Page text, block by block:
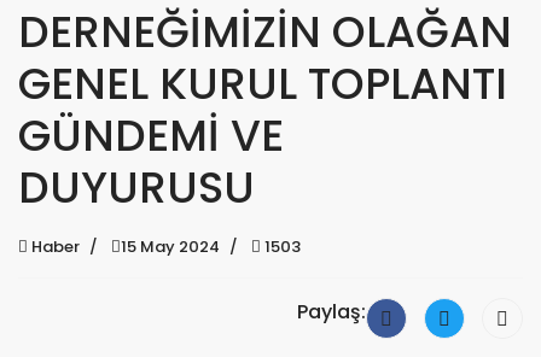
DERNEĞİMİZİN OLAĞAN
GENEL KURUL TOPLANTI
GÜNDEMİ VE
DUYURUSU
Haber 15 May 2024 1503
Paylaş: